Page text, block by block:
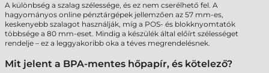
A különbség a szalag szélessége, és ez nem cserélhető fel. A
hagyományos online pénztárgépek jellemzően az 57 mm-es,
keskenyebb szalagot használják, míg a POS- és blokknyomtatók
többsége a 80 mm-eset. Mindig a készülék által előírt szélességet
rendelje – ez a leggyakoribb oka a téves megrendelésnek.
Mit jelent a BPA-mentes hőpapír, és kötelező?